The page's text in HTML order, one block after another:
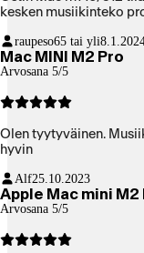
kesken musiikinteko
raupeso65 tai yli
Mac MINI M2 Pro
Arvosana 5/5
Olen tyytyväinen.
hyvin
Alf25.10.2023
Apple Mac mini
Arvosana 5/5